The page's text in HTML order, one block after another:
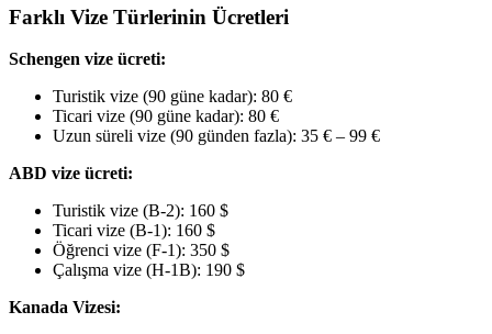
Farklı Vize Türlerinin Ücretleri
Schengen vize ücreti:
Turistik vize (90 güne kadar): 80 €
Ticari vize (90 güne kadar): 80 €
Uzun süreli vize (90 günden fazla): 35 € – 99 €
ABD vize ücreti:
Turistik vize (B-2): 160 $
Ticari vize (B-1): 160 $
Öğrenci vize (F-1): 350 $
Çalışma vize (H-1B): 190 $
Kanada Vizesi: